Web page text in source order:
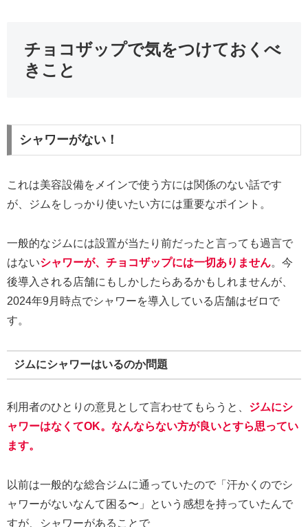
チョコザップで気をつけておくべ
きこと
シャワーがない！
これは美容設備をメインで使う方には関係のない話です
が、ジムをしっかり使いたい方には重要なポイント。
一般的なジムには設置が当たり前だったと言っても過言で
はないシャワーが、チョコザップには一切ありません。今
後導入される店舗にもしかしたらあるかもしれませんが、
2024年9月時点でシャワーを導入している店舗はゼロで
す。
ジムにシャワーはいるのか問題
利用者のひとりの意見として言わせてもらうと、 ジムにシ
ャワーはなくてOK。なんならない方が良いとすら思ってい
ます。
以前は一般的な総合ジムに通っていたので「汗かくのでシ
ャワーがないなんて困る〜」という感想を持っていたんで
すが、シャワーがあることで